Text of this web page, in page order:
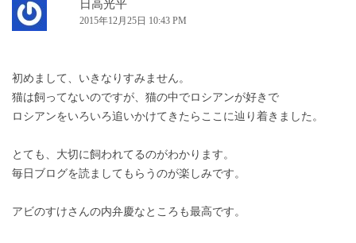
ョ
ン
日高光平
2015年12月25日 10:43 PM
初めまして、いきなりすみません。
猫は飼ってないのですが、猫の中でロシアンが好きで
ロシアンをいろいろ追いかけてきたらここに辿り着きました。
とても、大切に飼われてるのがわかります。
毎日ブログを読ましてもらうのが楽しみです。
アビのすけさんの内弁慶なところも最高です。